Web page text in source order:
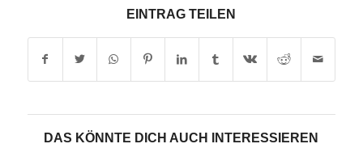
EINTRAG TEILEN
DAS KÖNNTE DICH AUCH INTERESSIEREN